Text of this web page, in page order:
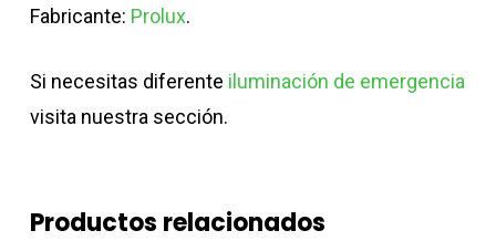
Fabricante: Prolux.
Si necesitas diferente iluminación de emergencia
visita nuestra sección.
Productos relacionados